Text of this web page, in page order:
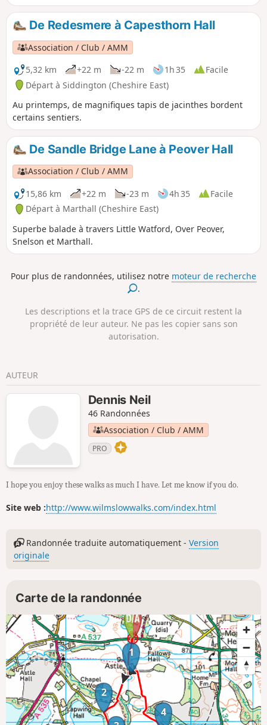
De Redesmere à Capesthorn Hall
Association / Club / AMM
5,32 km
+22 m -22 m 1h 35
Facile
Départ à Siddington (Cheshire East)
Au printemps, de magnifiques tapis de jacinthes bordent
certains sentiers.
De Sandle Bridge Lane à Peover Hall
Association / Club / AMM
15,86 km
+22 m -23 m 4h 35
Facile
Départ à Marthall (Cheshire East)
Superbe balade à travers Little Watford, Over Peover,
Snelson et Marthall.
Pour plus de randonnées, utilisez notre moteur de recherche
.
Les descriptions et la trace GPS de ce circuit restent la
propriété de leur auteur. Ne pas les copier sans son
autorisation.
AUTEUR
Dennis Neil
46 Randonnées
Association / Club / AMM
PRO
I hope you enjoy these walks as much I have. Let me know if you do.
Site web :http://www.wilmslowwalks.com/index.html
Randonnée traduite automatiquement -Version
originale
Carte de la randonnée
1
2
4